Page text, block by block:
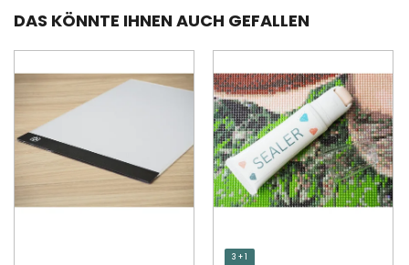
DAS KÖNNTE IHNEN AUCH GEFALLEN
3 + 1